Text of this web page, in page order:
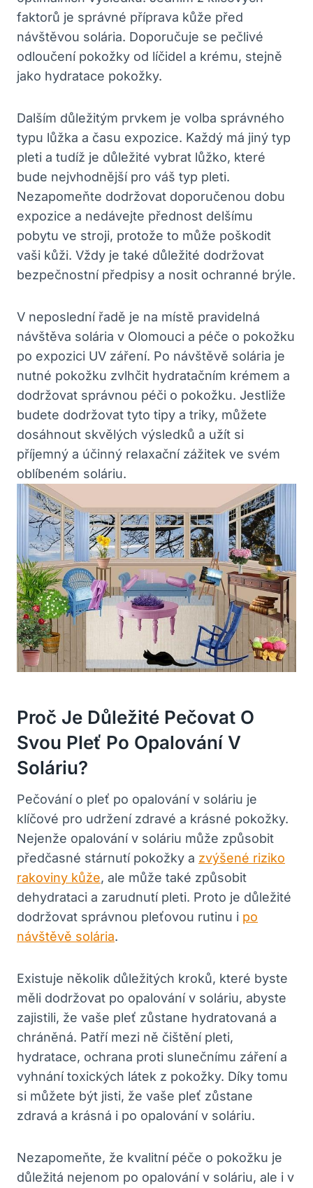
faktorů je správné příprava kůže před
návštěvou solária. Doporučuje se pečlivé
odloučení pokožky od líčidel a krému, stejně
jako hydratace pokožky.
Dalším důležitým prvkem je volba správného
typu lůžka a času expozice. Každý má jiný typ
pleti a tudíž je důležité vybrat lůžko, které
bude nejvhodnější pro váš typ pleti.
Nezapomeňte dodržovat doporučenou dobu
expozice a nedávejte přednost delšímu
pobytu ve stroji, protože to může poškodit
vaši kůži. Vždy je také důležité dodržovat
bezpečnostní předpisy a nosit ochranné brýle.
V neposlední řadě je na místě pravidelná
návštěva solária v Olomouci a péče o pokožku
po expozici UV záření. Po návštěvě solária je
nutné pokožku zvlhčit hydratačním krémem a
dodržovat správnou péči o pokožku. Jestliže
budete dodržovat tyto tipy a triky, můžete
dosáhnout skvělých výsledků a užít si
příjemný a účinný relaxační zážitek ve svém
oblíbeném soláriu.
Proč Je Důležité Pečovat O
Svou Pleť Po Opalování V
Soláriu?
Pečování o pleť po opalování v soláriu je
klíčové pro udržení zdravé a krásné pokožky.
Nejenže opalování v soláriu může způsobit
předčasné stárnutí pokožky a zvýšené riziko
rakoviny kůže, ale může také způsobit
dehydrataci a zarudnutí pleti. Proto je důležité
dodržovat správnou pleťovou rutinu i po
návštěvě solária.
Existuje několik důležitých kroků, které byste
měli dodržovat po opalování v soláriu, abyste
zajistili, že vaše pleť zůstane hydratovaná a
chráněná. Patří mezi ně čištění pleti,
hydratace, ochrana proti slunečnímu záření a
vyhnání toxických látek z pokožky. Díky tomu
si můžete být jisti, že vaše pleť zůstane
zdravá a krásná i po opalování v soláriu.
Nezapomeňte, že kvalitní péče o pokožku je
důležitá nejenom po opalování v soláriu, ale i v